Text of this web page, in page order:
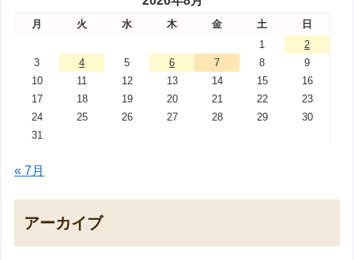
月 火 水 木 金 土
日
1
2
3
4 5 6 7 8
9
10
11 12 13 14 15
16
17
18 19 20 21 22
23
24
25 26 27 28 29
30
31
« 7月
アーカイブ